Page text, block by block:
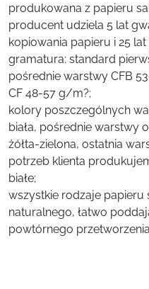
produkowana z papieru
producent udziela 5 lat
kopiowania papieru i 25
gramatura: standard
pośrednie warstwy CFB
CF 48-57 g/m?;
kolory poszczególnych
biała, pośrednie warstwy
żółta-zielona, ostatnia
potrzeb klienta
białe;
wszystkie rodzaje papieru
naturalnego, łatwo
powtórnego